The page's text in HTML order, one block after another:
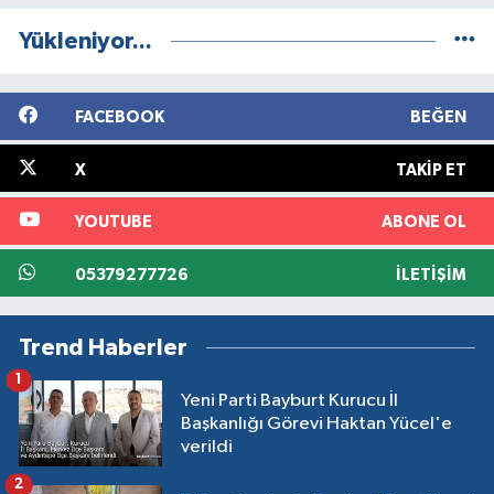
Yükleniyor...
FACEBOOK BEĞEN
X TAKIP ET
YOUTUBE ABONE OL
05379277726 İLETIŞIM
Trend Haberler
Yeni Parti Bayburt Kurucu İl
Başkanlığı Görevi Haktan Yücel'e
verildi
2